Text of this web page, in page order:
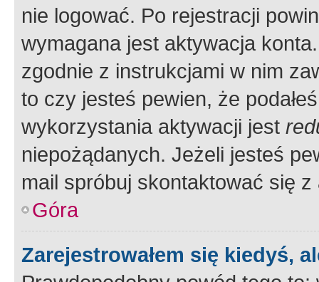
nie logować. Po rejestracji
wymagana jest aktywacja
zgodnie z instrukcjami w nim
to czy jesteś pewien, że
wykorzystania aktywacji jest
niepożądanych. Jeżeli jesteś
mail spróbuj skontaktować się
Góra
Zarejestrowałem się kiedyś,